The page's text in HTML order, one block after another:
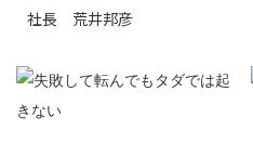
社長 荒井邦彦